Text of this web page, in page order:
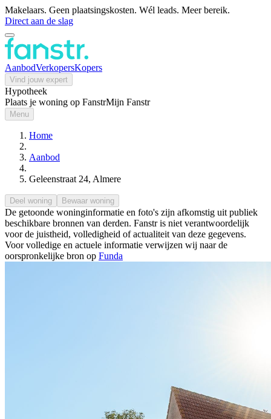
Makelaars. Geen plaatsingskosten. Wél leads. Meer bereik.
Direct aan de slag
AanbodVerkopersKopers
Vind jouw expert
Hypotheek
Plaats je woning op FanstrMijn Fanstr
Menu
Home
Aanbod
Geleenstraat 24, Almere
Deel woning Bewaar woning
De getoonde woninginformatie en foto's zijn afkomstig uit publiek
beschikbare bronnen van derden. Fanstr is niet verantwoordelijk
voor de juistheid, volledigheid of actualiteit van deze gegevens.
Voor volledige en actuele informatie verwijzen wij naar de
oorspronkelijke bron op Funda